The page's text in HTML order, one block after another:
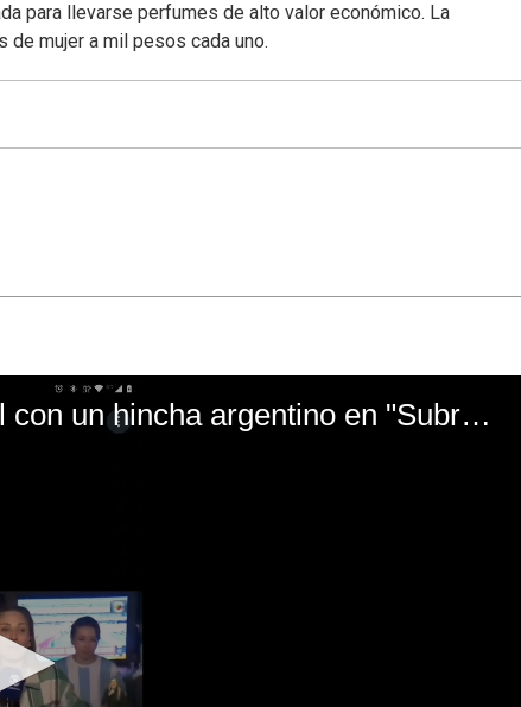
para llevarse perfumes de alto valor económico. La
mujer a mil pesos cada uno.
El mal momento de Yanina Gasañol con un hincha argentino en "Subrayado"